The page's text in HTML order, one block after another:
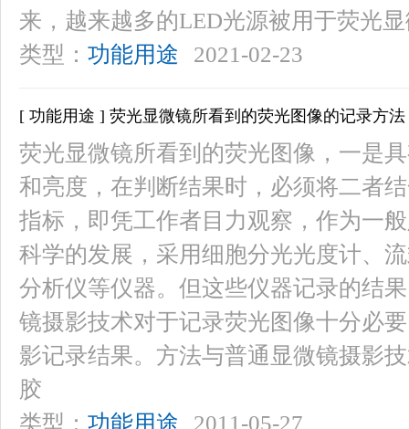
来，越来越多的LED光源被用于荧光
类型： 功能用途 2021-02-23
[ 功能用途 ] 荧光显微镜所看到的荧光图像的记录方法
荧光显微镜所看到的荧光图像，一是
和亮度，在判断结果时，必须将二者
指标，即凭工作者目力观察，作为一
科学的发展，采用细胞分光光度计、
分析仪等仪器。但这些仪器记录的结
镜摄影技术对于记录荧光图像十分必
影记录结果。方法与普通显微镜摄影
胶
类型： 功能用途 2011-05-27